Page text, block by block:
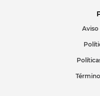
Aviso